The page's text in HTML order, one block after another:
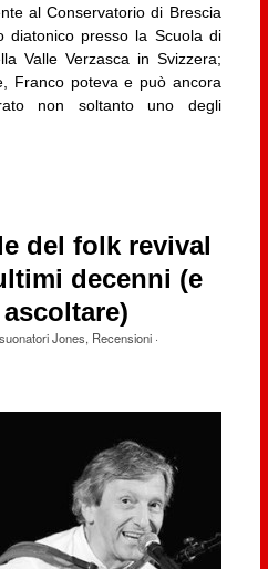
al Conservatorio di Brescia
diatonico presso la Scuola di
Valle Verzasca in Svizzera;
Franco poteva e può ancora
non soltanto uno degli
del folk revival
decenni (e
Jones, Recensioni·